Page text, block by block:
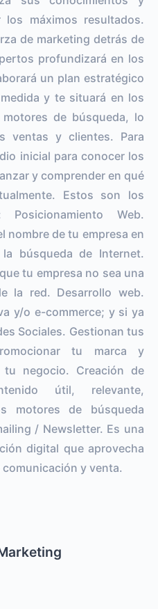
los máximos resultados.
de marketing detrás de
profundizará en los
un plan estratégico
y te situará en los
de búsqueda, lo
ventas y clientes. Para
inicial para conocer los
y comprender en qué
Estos son los
Web.
nombre de tu empresa en
búsqueda de Internet.
tu empresa no sea una
la red. Desarrollo web.
y/o e-commerce; y si ya
Sociales. Gestionan tus
tu marca y
negocio. Creación de
útil, relevante,
motores de búsqueda
/ Newsletter. Es una
digital que aprovecha
y venta.